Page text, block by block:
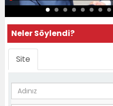
Neler Söylendi?
Site